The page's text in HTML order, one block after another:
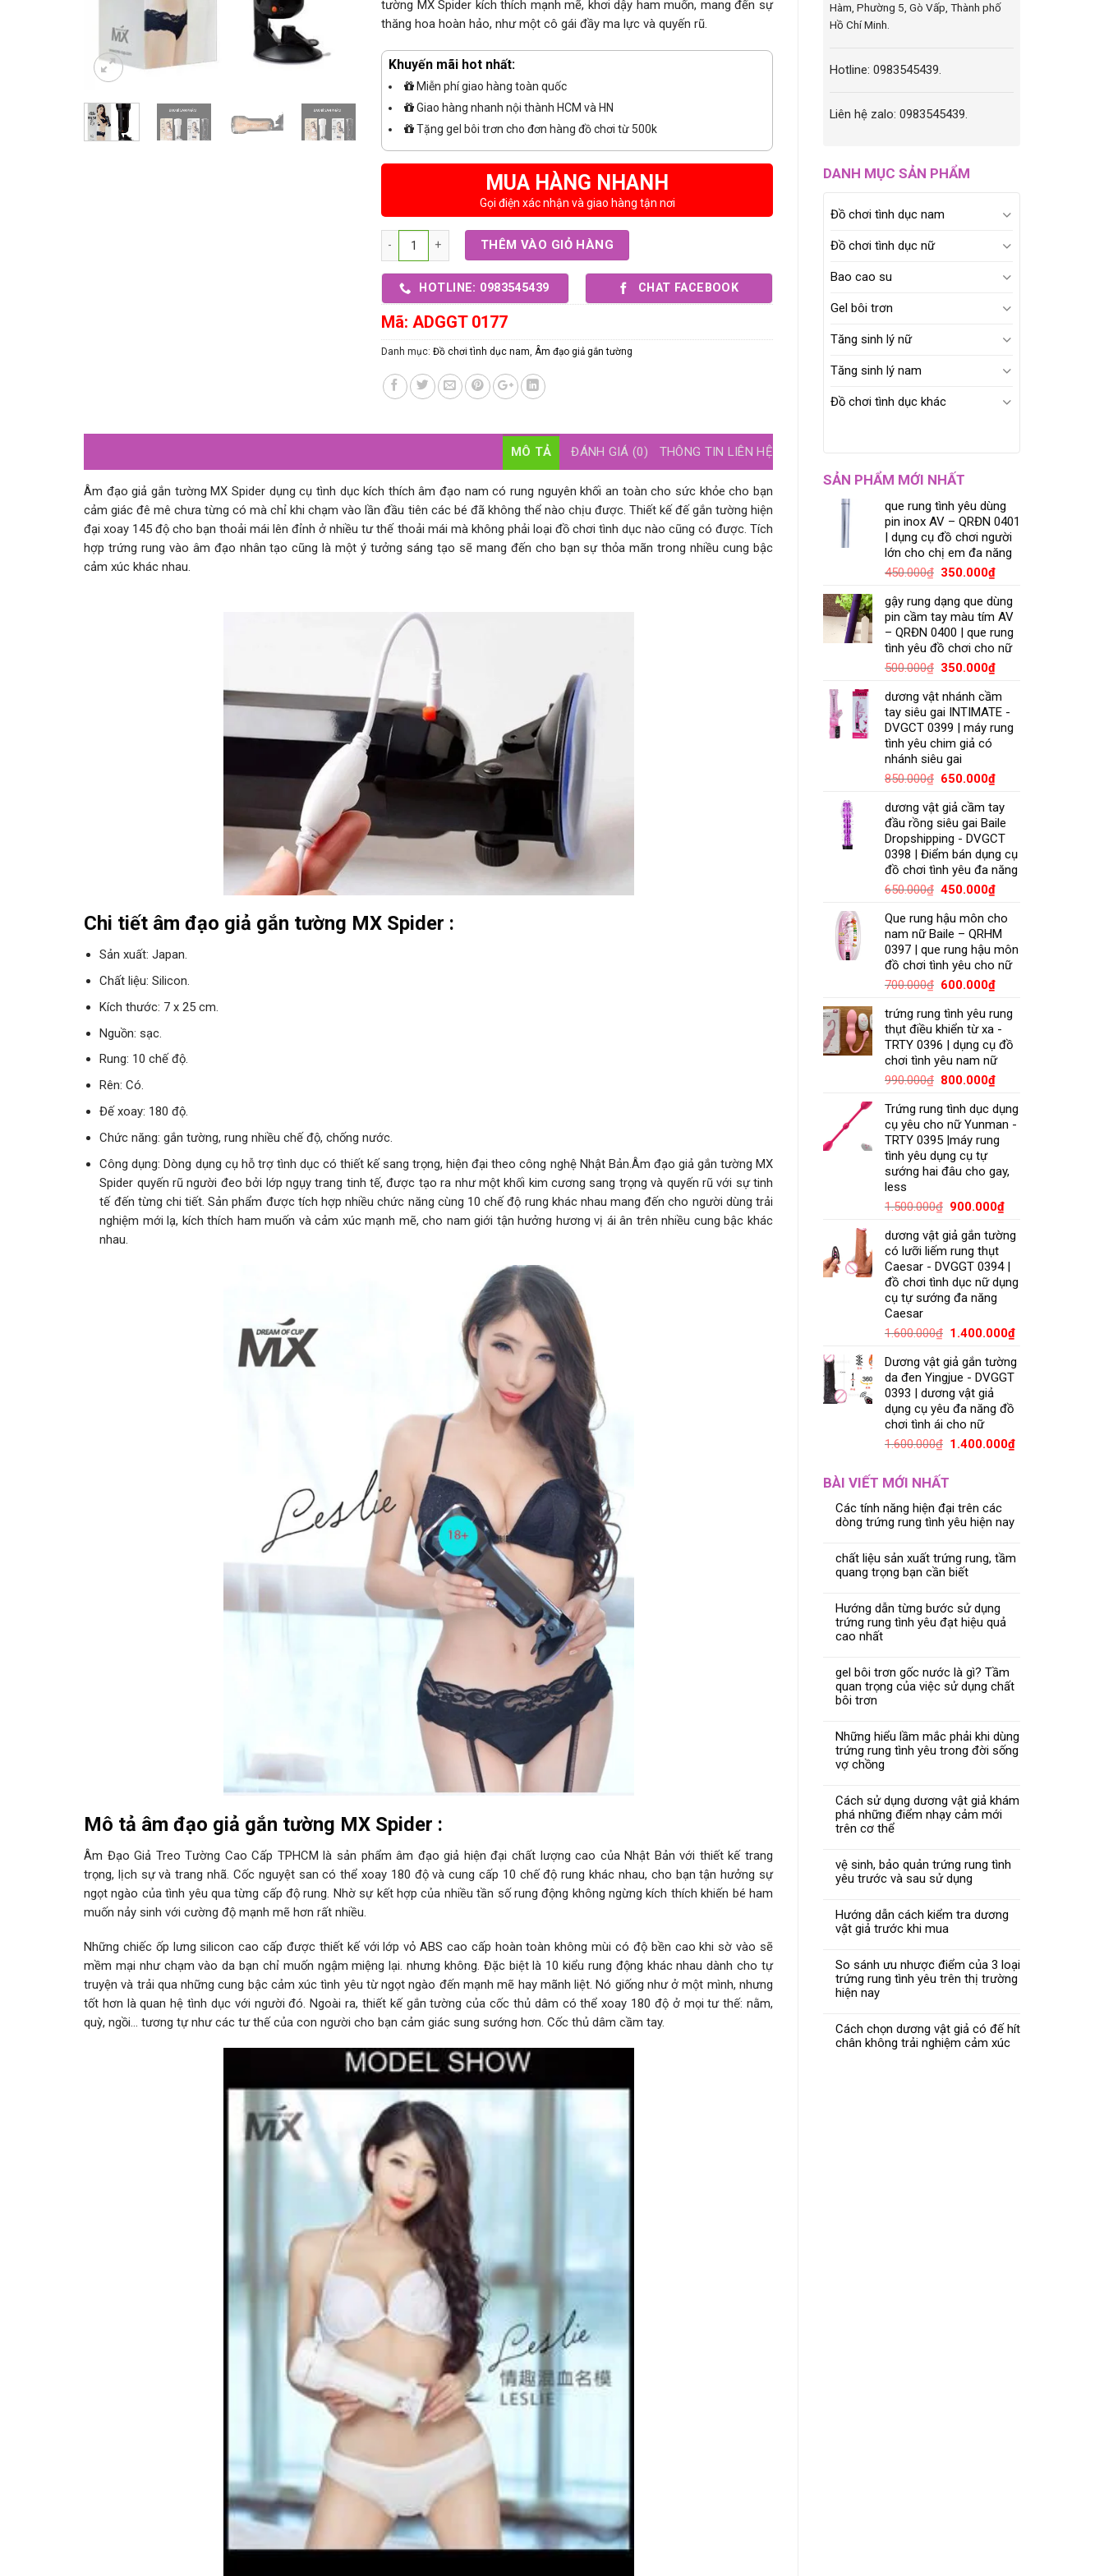
Hàm, Phường 5, Gò Vấp, Thành phố
Hồ Chí Minh.
Hotline: 0983545439.
Liên hệ zalo: 0983545439.
DANH MỤC SẢN PHẨM
Đồ chơi tình dục nam
Đồ chơi tình dục nữ
Bao cao su
Gel bôi trơn
Tăng sinh lý nữ
Tăng sinh lý nam
Đồ chơi tình dục khác
SẢN PHẨM MỚI NHẤT
que rung tình yêu dùng
pin inox AV – QRĐN 0401
| dụng cụ đồ chơi người
lớn cho chị em đa năng
450.000₫ 350.000₫
gậy rung dạng que dùng
pin cầm tay màu tím AV
– QRĐN 0400 | que rung
tình yêu đồ chơi cho nữ
500.000₫ 350.000₫
dương vật nhánh cầm
tay siêu gai INTIMATE -
DVGCT 0399 | máy rung
tình yêu chim giả có
nhánh siêu gai
850.000₫ 650.000₫
dương vật giả cầm tay
đầu rồng siêu gai Baile
Dropshipping - DVGCT
0398 | Điểm bán dụng cụ
đồ chơi tình yêu đa năng
650.000₫ 450.000₫
Que rung hậu môn cho
nam nữ Baile – QRHM
0397 | que rung hậu môn
đồ chơi tình yêu cho nữ
700.000₫ 600.000₫
trứng rung tình yêu rung
thụt điều khiển từ xa -
TRTY 0396 | dụng cụ đồ
chơi tình yêu nam nữ
990.000₫ 800.000₫
Trứng rung tình dục dụng
cụ yêu cho nữ Yunman -
TRTY 0395 |máy rung
tình yêu dụng cụ tự
sướng hai đâu cho gay,
less
1.500.000₫ 900.000₫
dương vật giả gắn tường
có lưỡi liếm rung thụt
Caesar - DVGGT 0394 |
đồ chơi tình dục nữ dụng
cụ tự sướng đa năng
Caesar
1.600.000₫ 1.400.000₫
Dương vật giả gắn tường
da đen Yingjue - DVGGT
0393 | dương vật giả
dụng cụ yêu đa năng đồ
chơi tình ái cho nữ
1.600.000₫ 1.400.000₫
BÀI VIẾT MỚI NHẤT
Các tính năng hiện đại trên các
dòng trứng rung tình yêu hiện nay
chất liệu sản xuất trứng rung, tầm
quang trọng bạn cần biết
Hướng dẫn từng bước sử dụng
trứng rung tình yêu đạt hiệu quả
cao nhất
gel bôi trơn gốc nước là gì? Tầm
quan trọng của việc sử dụng chất
bôi trơn
Những hiểu lầm mắc phải khi dùng
trứng rung tình yêu trong đời sống
vợ chồng
Cách sử dụng dương vật giả khám
phá những điểm nhạy cảm mới
trên cơ thể
vệ sinh, bảo quản trứng rung tình
yêu trước và sau sử dụng
Hướng dẫn cách kiểm tra dương
vật giả trước khi mua
So sánh ưu nhược điểm của 3 loại
trứng rung tình yêu trên thị trường
hiện nay
Cách chọn dương vật giả có đế hít
chân không trải nghiệm cảm xúc
tường MX Spider kích thích mạnh mẽ, khơi dậy ham muốn, mang đến sự
thăng hoa hoàn hảo, như một cô gái đầy ma lực và quyến rũ.
Khuyến mãi hot nhất:
Miễn phí giao hàng toàn quốc
Giao hàng nhanh nội thành HCM và HN
Tặng gel bôi trơn cho đơn hàng đồ chơi từ 500k
MUA HÀNG NHANH
Gọi điện xác nhận và giao hàng tận nơi
Số lượng THÊM VÀO GIỎ HÀNG
HOTLINE: 0983545439 CHAT FACEBOOK
Mã:ADGGT 0177
Danh mục:Đồ chơi tình dục nam,Âm đạo giả gắn tường
MÔ TẢ ĐÁNH GIÁ (0) THÔNG TIN LIÊN HỆ
Âm đạo giả gắn tường MX Spider dụng cụ tình dục kích thích âm đạo nam có rung nguyên khối an toàn cho sức khỏe cho bạn
cảm giác đê mê chưa từng có mà chỉ khi chạm vào lần đầu tiên các bé đã không thể nào chịu được. Thiết kế đế gắn tường hiện
đại xoay 145 độ cho bạn thoải mái lên đỉnh ở nhiều tư thế thoải mái mà không phải loại đồ chơi tình dục nào cũng có được. Tích
hợp trứng rung vào âm đạo nhân tạo cũng là một ý tưởng sáng tạo sẽ mang đến cho bạn sự thỏa mãn trong nhiều cung bậc
cảm xúc khác nhau.
Chi tiết âm đạo giả gắn tường MX Spider :
Sản xuất: Japan.
Chất liệu: Silicon.
Kích thước: 7 x 25 cm.
Nguồn: sạc.
Rung: 10 chế độ.
Rên: Có.
Đế xoay: 180 độ.
Chức năng: gắn tường, rung nhiều chế độ, chống nước.
Công dụng: Dòng dụng cụ hỗ trợ tình dục có thiết kế sang trọng, hiện đại theo công nghệ Nhật Bản.Âm đạo giả gắn tường MX
Spider quyến rũ người đeo bởi lớp ngụy trang tinh tế, được tạo ra như một khối kim cương sang trọng và quyến rũ với sự tinh
tế đến từng chi tiết. Sản phẩm được tích hợp nhiều chức năng cùng 10 chế độ rung khác nhau mang đến cho người dùng trải
nghiệm mới lạ, kích thích ham muốn và cảm xúc mạnh mẽ, cho nam giới tận hưởng hương vị ái ân trên nhiều cung bậc khác
nhau.
Mô tả âm đạo giả gắn tường MX Spider :
Âm Đạo Giả Treo Tường Cao Cấp TPHCM là sản phẩm âm đạo giả hiện đại chất lượng cao của Nhật Bản với thiết kế trang
trọng, lịch sự và trang nhã. Cốc nguyệt san có thể xoay 180 độ và cung cấp 10 chế độ rung khác nhau, cho bạn tận hưởng sự
ngọt ngào của tình yêu qua từng cấp độ rung. Nhờ sự kết hợp của nhiều tần số rung động không ngừng kích thích khiến bé ham
muốn nảy sinh với cường độ mạnh mẽ hơn rất nhiều.
Những chiếc ốp lưng silicon cao cấp được thiết kế với lớp vỏ ABS cao cấp hoàn toàn không mùi có độ bền cao khi sờ vào sẽ
mềm mại như chạm vào da bạn chỉ muốn ngậm miệng lại. nhưng không. Đặc biệt là 10 kiểu rung động khác nhau dành cho tự
truyện và trải qua những cung bậc cảm xúc tình yêu từ ngọt ngào đến mạnh mẽ hay mãnh liệt. Nó giống như ở một mình, nhưng
tốt hơn là quan hệ tình dục với người đó. Ngoài ra, thiết kế gắn tường của cốc thủ dâm có thể xoay 180 độ ở mọi tư thế: nằm,
quỳ, ngồi… tương tự như các tư thế của con người cho bạn cảm giác sung sướng hơn. Cốc thủ dâm cầm tay.